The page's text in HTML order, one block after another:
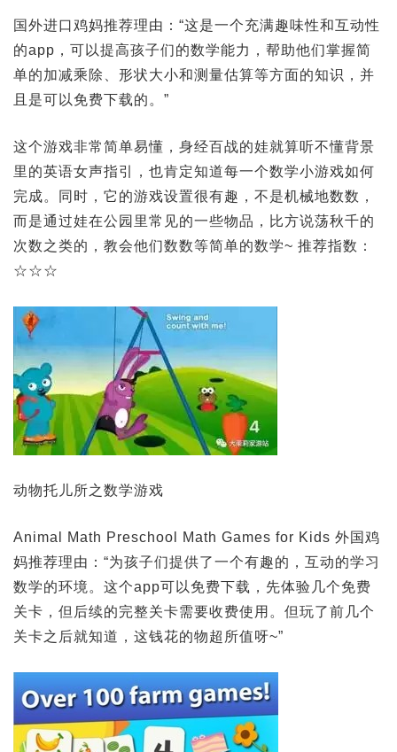
国外进口鸡妈推荐理由：“这是一个充满趣味性和互动性
的app，可以提高孩子们的数学能力，帮助他们掌握简
单的加减乘除、形状大小和测量估算等方面的知识，并
且是可以免费下载的。”
这个游戏非常简单易懂，身经百战的娃就算听不懂背景
里的英语女声指引，也肯定知道每一个数学小游戏如何
完成。同时，它的游戏设置很有趣，不是机械地数数，
而是通过娃在公园里常见的一些物品，比方说荡秋千的
次数之类的，教会他们数数等简单的数学~ 推荐指数：
☆☆☆
动物托儿所之数学游戏
Animal Math Preschool Math Games for Kids 外国鸡
妈推荐理由：“为孩子们提供了一个有趣的，互动的学习
数学的环境。这个app可以免费下载，先体验几个免费
关卡，但后续的完整关卡需要收费使用。但玩了前几个
关卡之后就知道，这钱花的物超所值呀~”